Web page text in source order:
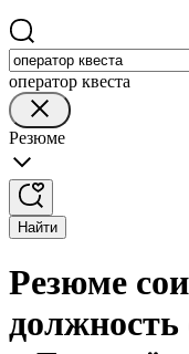
оператор квеста
Резюме
Найти
Резюме
должность